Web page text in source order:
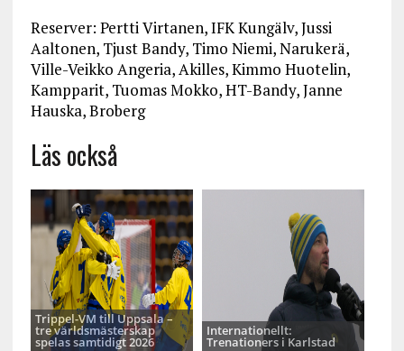
Reserver: Pertti Virtanen, IFK Kungälv, Jussi
Aaltonen, Tjust Bandy, Timo Niemi, Narukerä,
Ville-Veikko Angeria, Akilles, Kimmo Huotelin,
Kampparit, Tuomas Mokko, HT-Bandy, Janne
Hauska, Broberg
Läs också
Trippel-VM till Uppsala –
tre världsmästerskap
spelas samtidigt 2026
Internationellt:
Trenationers i Karlstad